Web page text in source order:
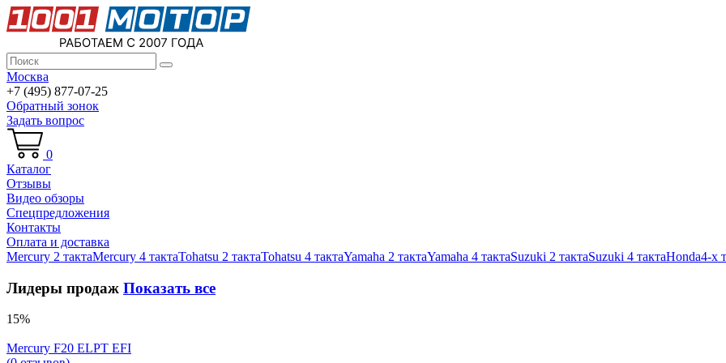
Москва
+7 (495) 877-07-25
Обратный зонок
Задать вопрос
0
Каталог
Отзывы
Видео обзоры
Спецпредложения
Контакты
Оплата и доставка
Mercury 2 тактаMercury 4 тактаTohatsu 2 тактаTohatsu 4 тактаYamaha 2 тактаYamaha 4 тактаSuzuki 2 тактаSuzuki 4 тактаHonda4-х
Лидеры продаж Показать все
15%
Mercury F20 ELPT EFI